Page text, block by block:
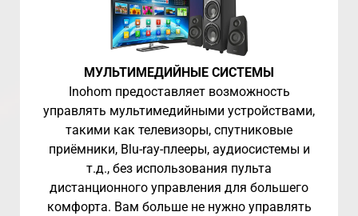
МУЛЬТИМЕДИЙНЫЕ СИСТЕМЫ
Inohom предоставляет возможность
управлять мультимедийными устройствами,
такими как телевизоры, спутниковые
приёмники, Blu-ray-плееры, аудиосистемы и
т.д., без использования пульта
дистанционного управления для большего
комфорта. Вам больше не нужно управлять